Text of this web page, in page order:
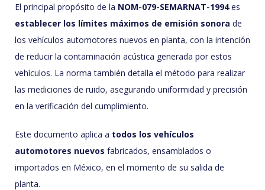
El principal propósito de la NOM-079-SEMARNAT-1994es
establecer los límites máximos de emisión sonora de
los vehículos automotores nuevos en planta, con la intención
de reducir la contaminación acústica generada por estos
vehículos. La norma también detalla el método para realizar
las mediciones de ruido, asegurando uniformidad y precisión
en la verificación del cumplimiento.
Este documento aplica a todos los vehículos
automotores nuevos fabricados, ensamblados o
importados en México, en el momento de su salida de
planta.